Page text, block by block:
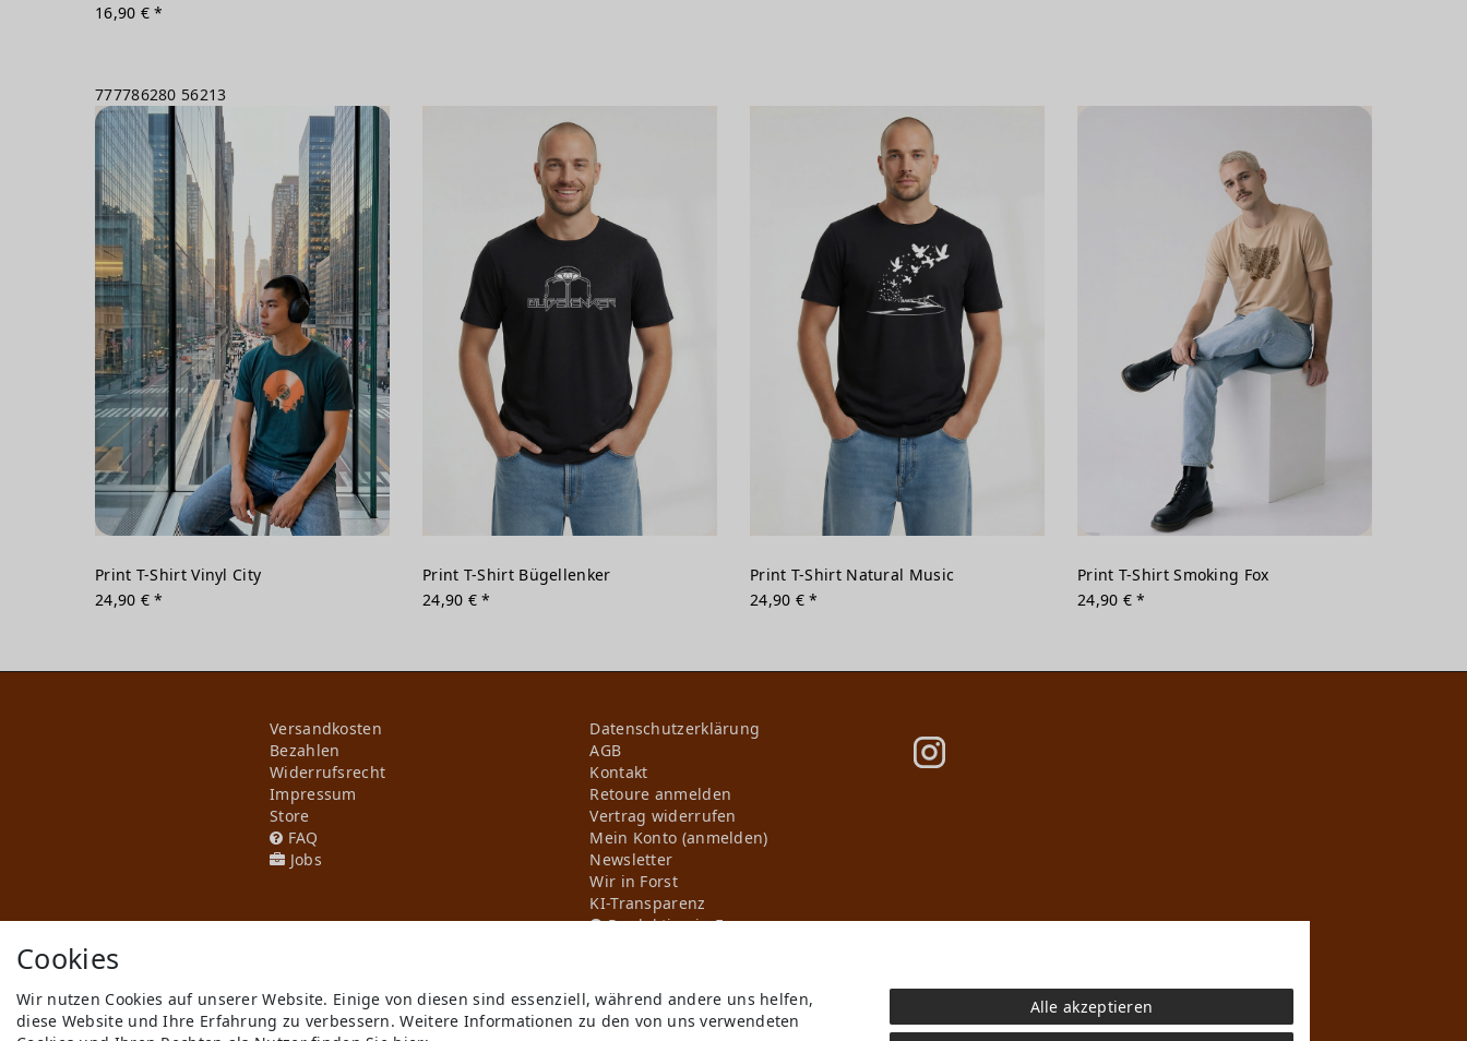
16,90 € *
777786280 56213
Print T-Shirt Vinyl City
24,90 € *
Print T-Shirt Bügellenker
24,90 € *
Print T-Shirt Natural Music
24,90 € *
Print T-Shirt Smoking Fox
24,90 € *
Versandkosten
Bezahlen
Widerrufs­recht
Impressum
Store
FAQ
Jobs
Daten­schutz­erklärung
AGB
Kontakt
Retoure anmelden
Vertrag widerrufen
Mein Konto (anmelden)
Newsletter
Wir in Forst
KI-Transparenz
Produktion in Europa
* Alle Preise inkl. ges. MwSt. zzgl. Versandkosten
** gilt für Lieferungen innerhalb Deutschlands, Lieferzeiten für andere Länder entnehmen Sie bitte der Schaltfläche mit den Versandinformationen.
Cookies
Wir nutzen Cookies auf unserer Website. Einige von diesen sind essenziell, während andere uns helfen,
diese Website und Ihre Erfahrung zu verbessern. Weitere Informationen zu den von uns verwendeten
Alle akzeptieren